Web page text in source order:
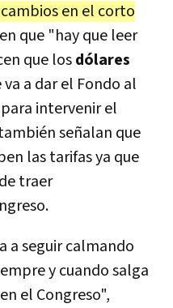
en el corto
que "hay que leer
que losdólares
a dar el Fondo al
intervenir el
señalan que
las tarifas ya que
traer
a seguir calmando
y cuando salga
el Congreso",